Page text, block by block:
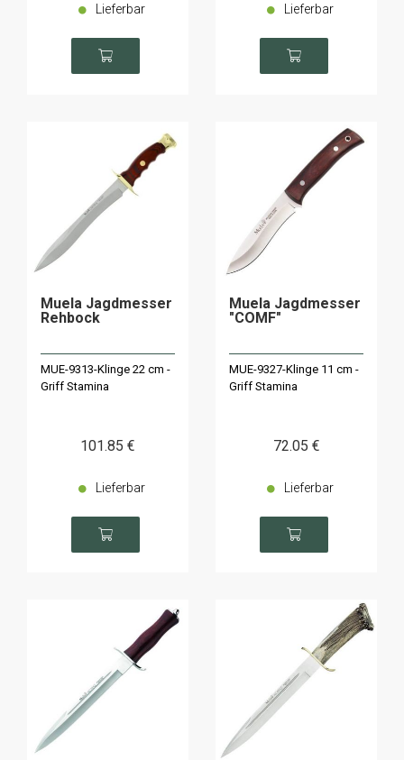
Lieferbar Lieferbar
Muela Jagdmesser
Rehbock
MUE-9313-Klinge 22 cm -
Griff Stamina
101.85 €
Lieferbar
Muela Jagdmesser
"COMF"
MUE-9327-Klinge 11 cm -
Griff Stamina
72.05 €
Lieferbar